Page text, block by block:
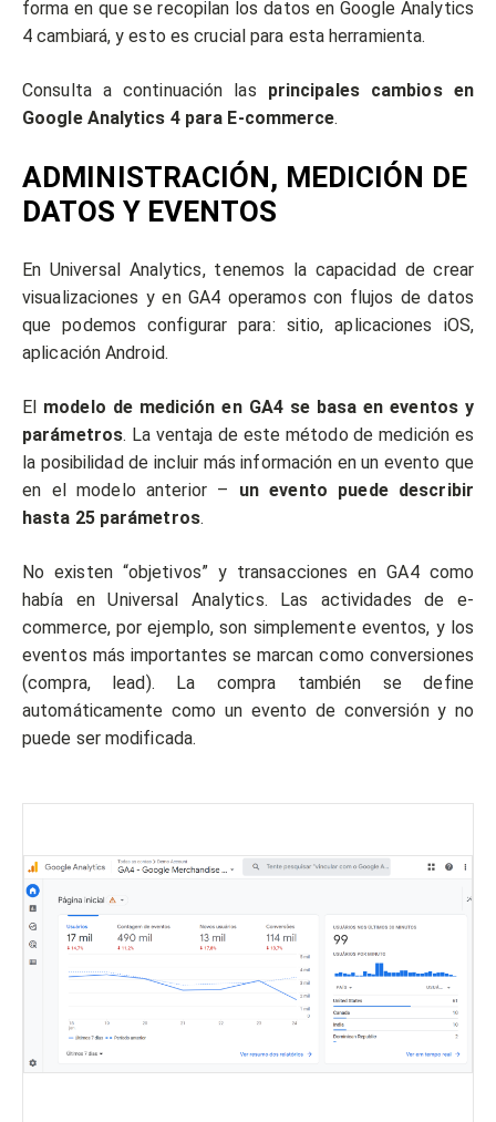
forma en que se recopilan los datos en Google Analytics
4 cambiará, y esto es crucial para esta herramienta.
Consulta a continuación las principales cambios en
Google Analytics 4 para E-commerce.
ADMINISTRACIÓN, MEDICIÓN DE
DATOS Y EVENTOS
En Universal Analytics, tenemos la capacidad de crear
visualizaciones y en GA4 operamos con flujos de datos
que podemos configurar para: sitio, aplicaciones iOS,
aplicación Android.
El modelo de medición en GA4 se basa en eventos y
parámetros. La ventaja de este método de medición es
la posibilidad de incluir más información en un evento que
en el modelo anterior – un evento puede describir
hasta 25 parámetros.
No existen “objetivos” y transacciones en GA4 como
había en Universal Analytics. Las actividades de e-
commerce, por ejemplo, son simplemente eventos, y los
eventos más importantes se marcan como conversiones
(compra, lead). La compra también se define
automáticamente como un evento de conversión y no
puede ser modificada.